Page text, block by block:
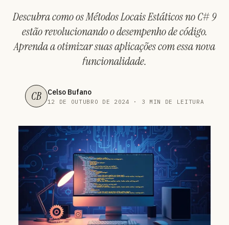
Descubra como os Métodos Locais Estáticos no C# 9
estão revolucionando o desempenho de código.
Aprenda a otimizar suas aplicações com essa nova
funcionalidade.
CB Celso Bufano
12 DE OUTUBRO DE 2024 · 3 MIN DE LEITURA